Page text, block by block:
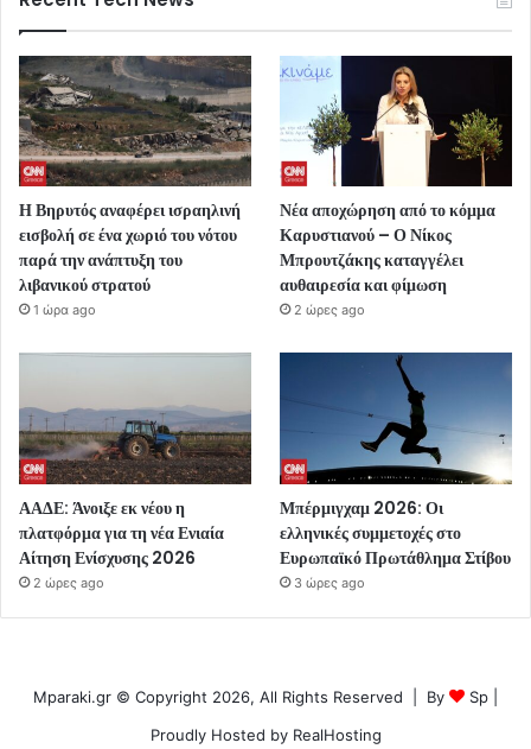
Η Βηρυτός αναφέρει ισραηλινή
εισβολή σε ένα χωριό του νότου
παρά την ανάπτυξη του
λιβανικού στρατού
1 ώρα ago
Νέα αποχώρηση από το κόμμα
Καρυστιανού – Ο Νίκος
Μπρουτζάκης καταγγέλει
αυθαιρεσία και φίμωση
2 ώρες ago
ΑΑΔΕ: Άνοιξε εκ νέου η
πλατφόρμα για τη νέα Ενιαία
Αίτηση Ενίσχυσης 2026
2 ώρες ago
Μπέρμιγχαμ 2026: Οι
ελληνικές συμμετοχές στο
Ευρωπαϊκό Πρωτάθλημα Στίβου
3 ώρες ago
Mparaki.gr © Copyright 2026, All Rights Reserved | By Sp
Proudly Hosted by RealHosting